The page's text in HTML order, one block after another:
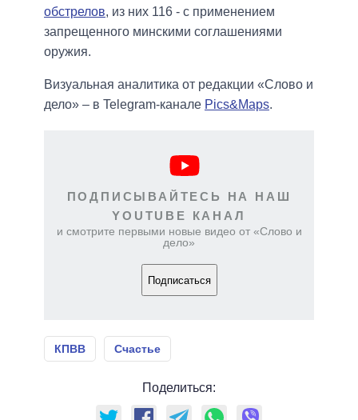
обстрелов, из них 116 - с применением
запрещенного минскими соглашениями
оружия.
Визуальная аналитика от редакции «Слово и
дело» – в Telegram-канале Pics&Maps.
ПОДПИСЫВАЙТЕСЬ НА НАШ
YOUTUBE КАНАЛ
и смотрите первыми новые видео от «Слово и
дело»
Подписаться
КПВВ Счастье
Поделиться: